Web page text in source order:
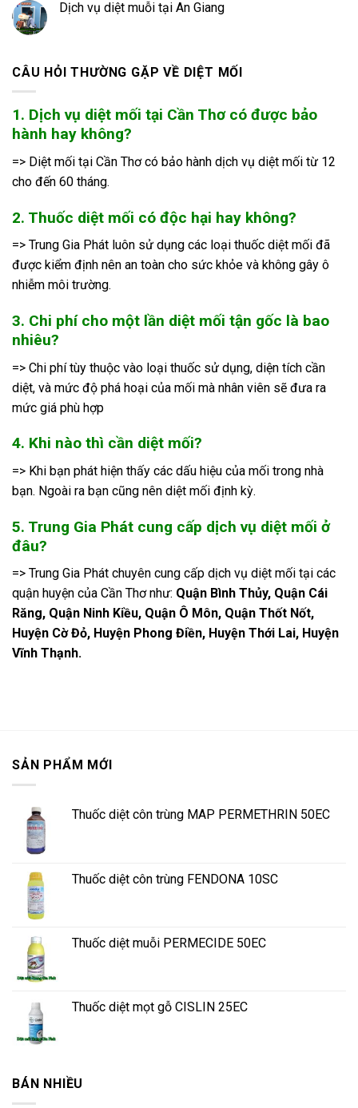
Dịch vụ diệt muỗi tại An Giang
CÂU HỎI THƯỜNG GẶP VỀ DIỆT MỐI
1. Dịch vụ diệt mối tại Cần Thơ có được bảo
hành hay không?
=> Diệt mối tại Cần Thơ có bảo hành dịch vụ diệt mối từ 12
cho đến 60 tháng.
2. Thuốc diệt mối có độc hại hay không?
=> Trung Gia Phát luôn sử dụng các loại thuốc diệt mối đã
được kiểm định nên an toàn cho sức khỏe và không gây ô
nhiễm môi trường.
3. Chi phí cho một lần diệt mối tận gốc là bao
nhiêu?
=> Chi phí tùy thuộc vào loại thuốc sử dụng, diện tích cần
diệt, và mức độ phá hoại của mối mà nhân viên sẽ đưa ra
mức giá phù hợp
4. Khi nào thì cần diệt mối?
=> Khi bạn phát hiện thấy các dấu hiệu của mối trong nhà
bạn. Ngoài ra bạn cũng nên diệt mối định kỳ.
5. Trung Gia Phát cung cấp dịch vụ diệt mối ở
đâu?
=> Trung Gia Phát chuyên cung cấp dịch vụ diệt mối tại các
quận huyện của Cần Thơ như: Quận Bình Thủy, Quận Cái
Răng, Quận Ninh Kiều, Quận Ô Môn, Quận Thốt Nốt,
Huyện Cờ Đỏ, Huyện Phong Điền, Huyện Thới Lai, Huyện
Vĩnh Thạnh.
SẢN PHẨM MỚI
Thuốc diệt côn trùng MAP PERMETHRIN 50EC
Thuốc diệt côn trùng FENDONA 10SC
Thuốc diệt muỗi PERMECIDE 50EC
Thuốc diệt mọt gỗ CISLIN 25EC
BÁN NHIỀU